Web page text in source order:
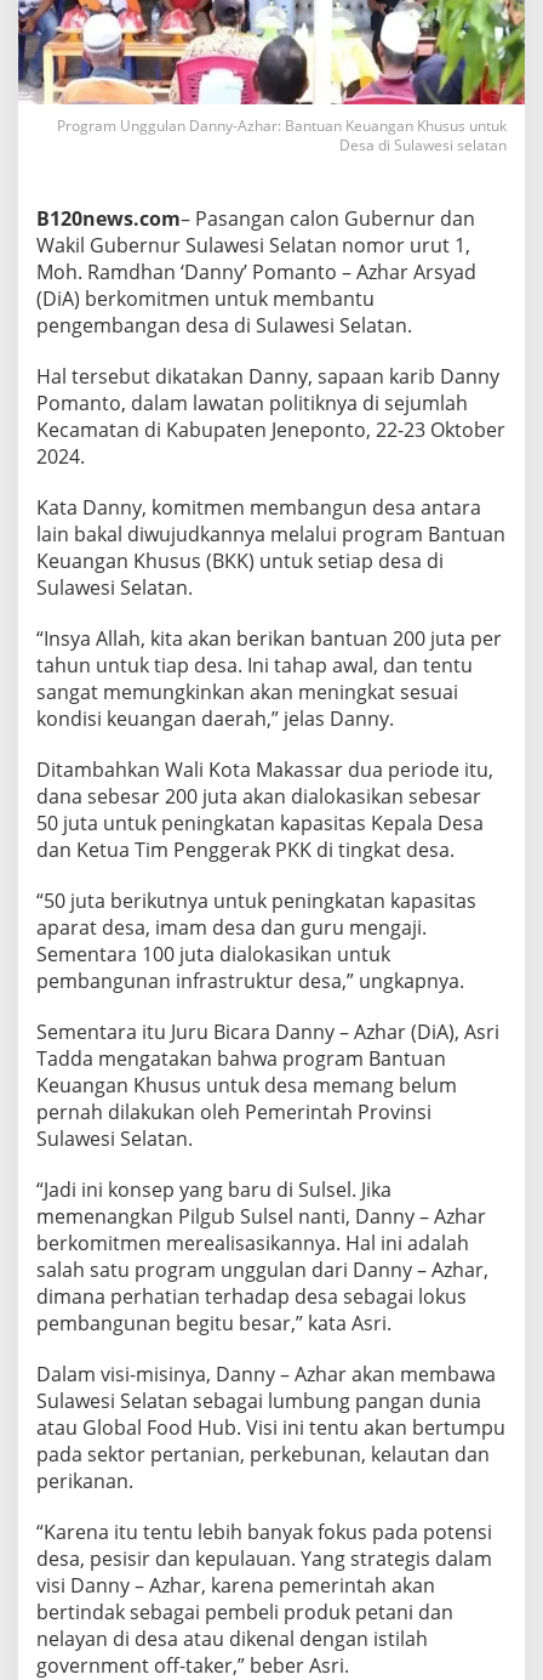
n
y
-
A
z
h
a
n
t
u
n
e
u
a
n
K
h
s
s
u
n
t
u
D
e
s
a
d
S
u
l
a
w
s
i
s
l
a
a
n
Program Unggulan Danny-Azhar: Bantuan Keuangan Khusus untuk
Desa di Sulawesi selatan
B120news.com– Pasangan calon Gubernur dan
Wakil Gubernur Sulawesi Selatan nomor urut 1,
Moh. Ramdhan ‘Danny’ Pomanto – Azhar Arsyad
(DiA) berkomitmen untuk membantu
pengembangan desa di Sulawesi Selatan.
Hal tersebut dikatakan Danny, sapaan karib Danny
Pomanto, dalam lawatan politiknya di sejumlah
Kecamatan di Kabupaten Jeneponto, 22-23 Oktober
2024.
Kata Danny, komitmen membangun desa antara
lain bakal diwujudkannya melalui program Bantuan
Keuangan Khusus (BKK) untuk setiap desa di
Sulawesi Selatan.
“Insya Allah, kita akan berikan bantuan 200 juta per
tahun untuk tiap desa. Ini tahap awal, dan tentu
sangat memungkinkan akan meningkat sesuai
kondisi keuangan daerah,” jelas Danny.
Ditambahkan Wali Kota Makassar dua periode itu,
dana sebesar 200 juta akan dialokasikan sebesar
50 juta untuk peningkatan kapasitas Kepala Desa
dan Ketua Tim Penggerak PKK di tingkat desa.
“50 juta berikutnya untuk peningkatan kapasitas
aparat desa, imam desa dan guru mengaji.
Sementara 100 juta dialokasikan untuk
pembangunan infrastruktur desa,” ungkapnya.
Sementara itu Juru Bicara Danny – Azhar (DiA), Asri
Tadda mengatakan bahwa program Bantuan
Keuangan Khusus untuk desa memang belum
pernah dilakukan oleh Pemerintah Provinsi
Sulawesi Selatan.
“Jadi ini konsep yang baru di Sulsel. Jika
memenangkan Pilgub Sulsel nanti, Danny – Azhar
berkomitmen merealisasikannya. Hal ini adalah
salah satu program unggulan dari Danny – Azhar,
dimana perhatian terhadap desa sebagai lokus
pembangunan begitu besar,” kata Asri.
Dalam visi-misinya, Danny – Azhar akan membawa
Sulawesi Selatan sebagai lumbung pangan dunia
atau Global Food Hub. Visi ini tentu akan bertumpu
pada sektor pertanian, perkebunan, kelautan dan
perikanan.
“Karena itu tentu lebih banyak fokus pada potensi
desa, pesisir dan kepulauan. Yang strategis dalam
visi Danny – Azhar, karena pemerintah akan
bertindak sebagai pembeli produk petani dan
nelayan di desa atau dikenal dengan istilah
government off-taker,” beber Asri.